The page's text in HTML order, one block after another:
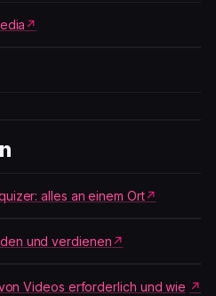
alles an einem Ort
und verdienen
Videos erforderlich und wie